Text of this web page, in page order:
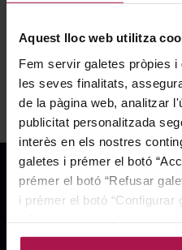
Aquest lloc web utilitza
Fem servir galetes pròpies
les seves finalitats,
de la pàgina web, analitzar
publicitat personalitzada
interès en els nostres
galetes i prémer el botó
prémer el botó “Refusar
i prémer el botó “Configurar
AFEGIR